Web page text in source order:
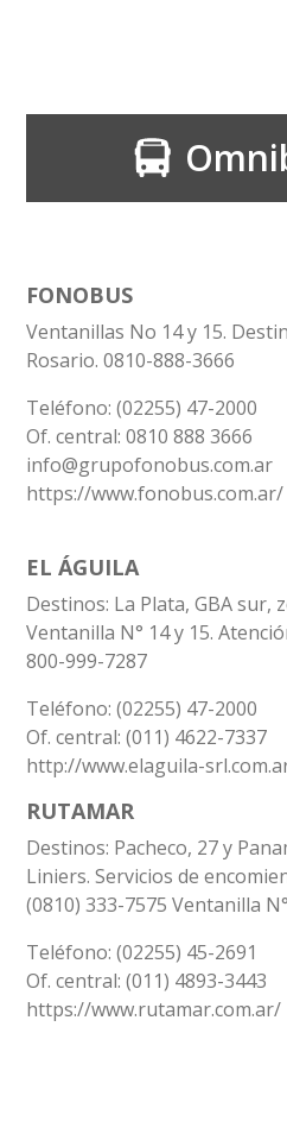
FONOBUS
Ventanillas No 14 y 15.
Rosario. 0810-888-3666
Teléfono: (02255) 47-2000
Of. central: 0810 888 3666
info@grupofonobus.com.ar
https://www.fonobus.com.ar/
EL ÁGUILA
Destinos: La Plata, GBA sur,
Ventanilla N° 14 y 15.
800-999-7287
Teléfono: (02255) 47-2000
Of. central: (011) 4622-7337
http://www.elaguila-
RUTAMAR
Destinos: Pacheco, 27 y
Liniers. Servicios de
(0810) 333-7575 Ventanilla
Teléfono: (02255) 45-2691
Of. central: (011) 4893-3443
https://www.rutamar.com.ar/